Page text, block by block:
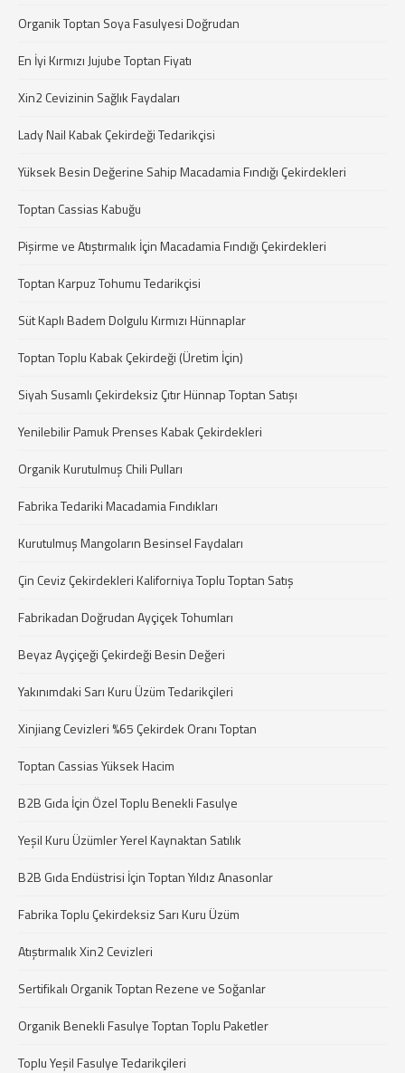
Organik Toptan Soya Fasulyesi Doğrudan
En İyi Kırmızı Jujube Toptan Fiyatı
Xin2 Cevizinin Sağlık Faydaları
Lady Nail Kabak Çekirdeği Tedarikçisi
Yüksek Besin Değerine Sahip Macadamia Fındığı Çekirdekleri
Toptan Cassias Kabuğu
Pişirme ve Atıştırmalık İçin Macadamia Fındığı Çekirdekleri
Toptan Karpuz Tohumu Tedarikçisi
Süt Kaplı Badem Dolgulu Kırmızı Hünnaplar
Toptan Toplu Kabak Çekirdeği (Üretim İçin)
Siyah Susamlı Çekirdeksiz Çıtır Hünnap Toptan Satışı
Yenilebilir Pamuk Prenses Kabak Çekirdekleri
Organik Kurutulmuş Chili Pulları
Fabrika Tedariki Macadamia Fındıkları
Kurutulmuş Mangoların Besinsel Faydaları
Çin Ceviz Çekirdekleri Kaliforniya Toplu Toptan Satış
Fabrikadan Doğrudan Ayçiçek Tohumları
Beyaz Ayçiçeği Çekirdeği Besin Değeri
Yakınımdaki Sarı Kuru Üzüm Tedarikçileri
Xinjiang Cevizleri %65 Çekirdek Oranı Toptan
Toptan Cassias Yüksek Hacim
B2B Gıda İçin Özel Toplu Benekli Fasulye
Yeşil Kuru Üzümler Yerel Kaynaktan Satılık
B2B Gıda Endüstrisi İçin Toptan Yıldız Anasonlar
Fabrika Toplu Çekirdeksiz Sarı Kuru Üzüm
Atıştırmalık Xin2 Cevizleri
Sertifikalı Organik Toptan Rezene ve Soğanlar
Organik Benekli Fasulye Toptan Toplu Paketler
Toplu Yeşil Fasulye Tedarikçileri